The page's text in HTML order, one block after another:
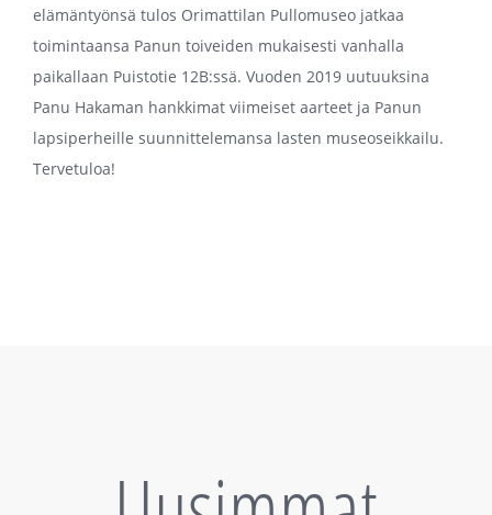
elämäntyönsä tulos Orimattilan Pullomuseo jatkaa
toimintaansa Panun toiveiden mukaisesti vanhalla
paikallaan Puistotie 12B:ssä. Vuoden 2019 uutuuksina
Panu Hakaman hankkimat viimeiset aarteet ja Panun
lapsiperheille suunnittelemansa lasten museoseikkailu.
Tervetuloa!